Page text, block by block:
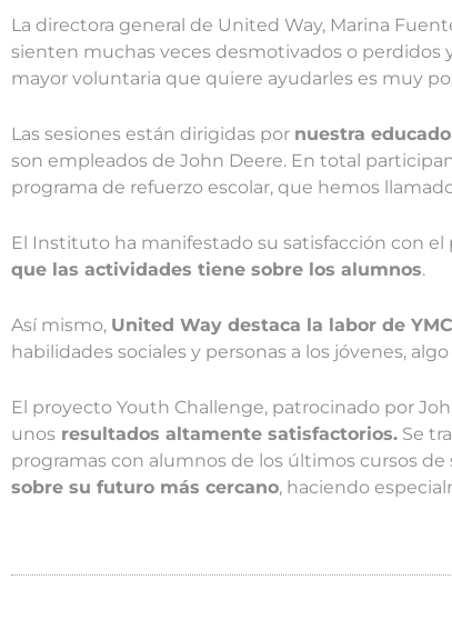
La directora general de United Way, Marina
sienten muchas veces desmotivados o
mayor voluntaria que quiere ayudarles es muy
Las sesiones están dirigidas por nuestra
son empleados de John Deere. En total
programa de refuerzo escolar, que hemos
El Instituto ha manifestado su satisfacción con el
que las actividades tiene sobre los alumnos.
Así mismo, United Way destaca la labor de
habilidades sociales y personas a los jóvenes,
El proyecto Youth Challenge, patrocinado por
unos resultados altamente satisfactorios. Se
programas con alumnos de los últimos cursos
sobre su futuro más cercano, haciendo